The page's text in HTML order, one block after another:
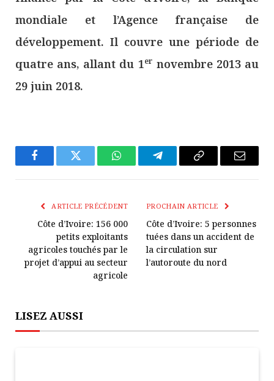
mondiale et l’Agence française de
développement. Il couvre une période de
quatre ans, allant du 1er novembre 2013 au
29 juin 2018.
FacebookTwitter WhatsAppTélégrammeCopier
Lien
E-
ARTICLE PRÉCÉDENT
Côte d’Ivoire: 156 000
petits exploitants
agricoles touchés par le
projet d’appui au secteur
agricole
PROCHAIN ARTICLE
Côte d’Ivoire: 5 personnes
tuées dans un accident de
la circulation sur
l’autoroute du nord
LISEZ AUSSI